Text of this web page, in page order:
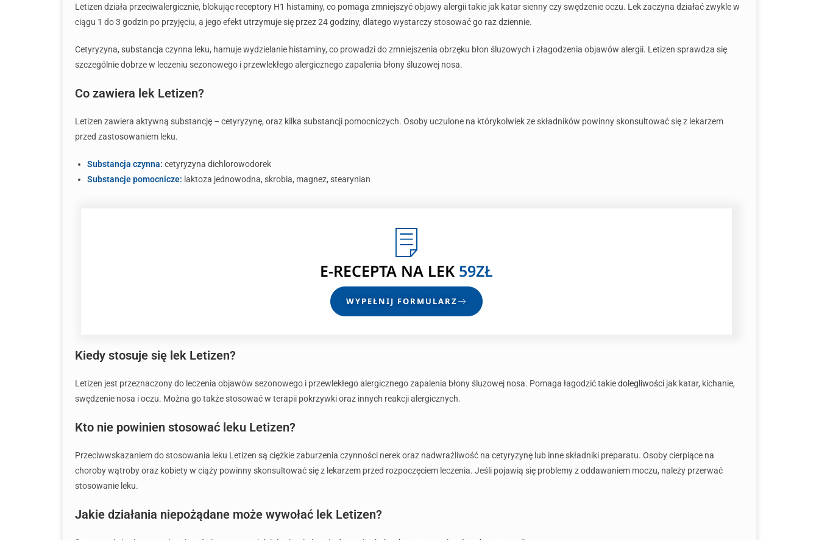
Letizen działa przeciwalergicznie, blokując receptory H1 histaminy, co pomaga zmniejszyć objawy alergii takie jak katar sienny czy swędzenie oczu. Lek zaczyna działać zwykle w
ciągu 1 do 3 godzin po przyjęciu, a jego efekt utrzymuje się przez 24 godziny, dlatego wystarczy stosować go raz dziennie.
Cetyryzyna, substancja czynna leku, hamuje wydzielanie histaminy, co prowadzi do zmniejszenia obrzęku błon śluzowych i złagodzenia objawów alergii. Letizen sprawdza się
szczególnie dobrze w leczeniu sezonowego i przewlekłego alergicznego zapalenia błony śluzowej nosa.
Co zawiera lek Letizen?
Letizen zawiera aktywną substancję – cetyryzynę, oraz kilka substancji pomocniczych. Osoby uczulone na którykolwiek ze składników powinny skonsultować się z lekarzem
przed zastosowaniem leku.
Substancja czynna: cetyryzyna dichlorowodorek
Substancje pomocnicze: laktoza jednowodna, skrobia, magnez, stearynian
E-RECEPTA NA LEK 59ZŁ
WYPEŁNIJ FORMULARZ
Kiedy stosuje się lek Letizen?
Letizen jest przeznaczony do leczenia objawów sezonowego i przewlekłego alergicznego zapalenia błony śluzowej nosa. Pomaga łagodzić takiedolegliwości jak katar, kichanie,
swędzenie nosa i oczu. Można go także stosować w terapii pokrzywki oraz innych reakcji alergicznych.
Kto nie powinien stosować leku Letizen?
Przeciwwskazaniem do stosowania leku Letizen są ciężkie zaburzenia czynności nerek oraz nadwrażliwość na cetyryzynę lub inne składniki preparatu. Osoby cierpiące na
choroby wątroby oraz kobiety w ciąży powinny skonsultować się z lekarzem przed rozpoczęciem leczenia. Jeśli pojawią się problemy z oddawaniem moczu, należy przerwać
stosowanie leku.
Jakie działania niepożądane może wywołać lek Letizen?